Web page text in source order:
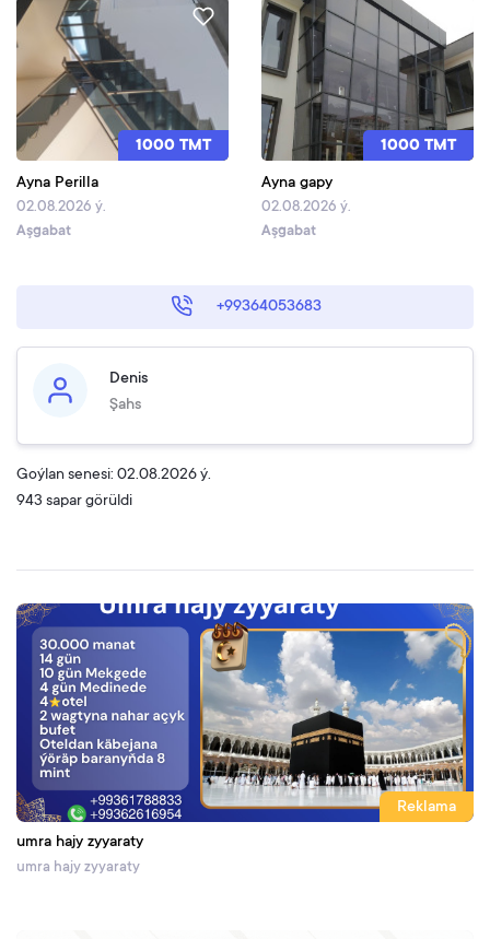
1000 TMT
Ayna Perilla
02.08.2026 ý.
Aşgabat
1000 TMT
Ayna gapy
02.08.2026 ý.
Aşgabat
+99364053683
Denis
Şahs
Goýlan senesi: 02.08.2026 ý.
943 sapar görüldi
Reklama
umra hajy zyyaraty
umra hajy zyyaraty